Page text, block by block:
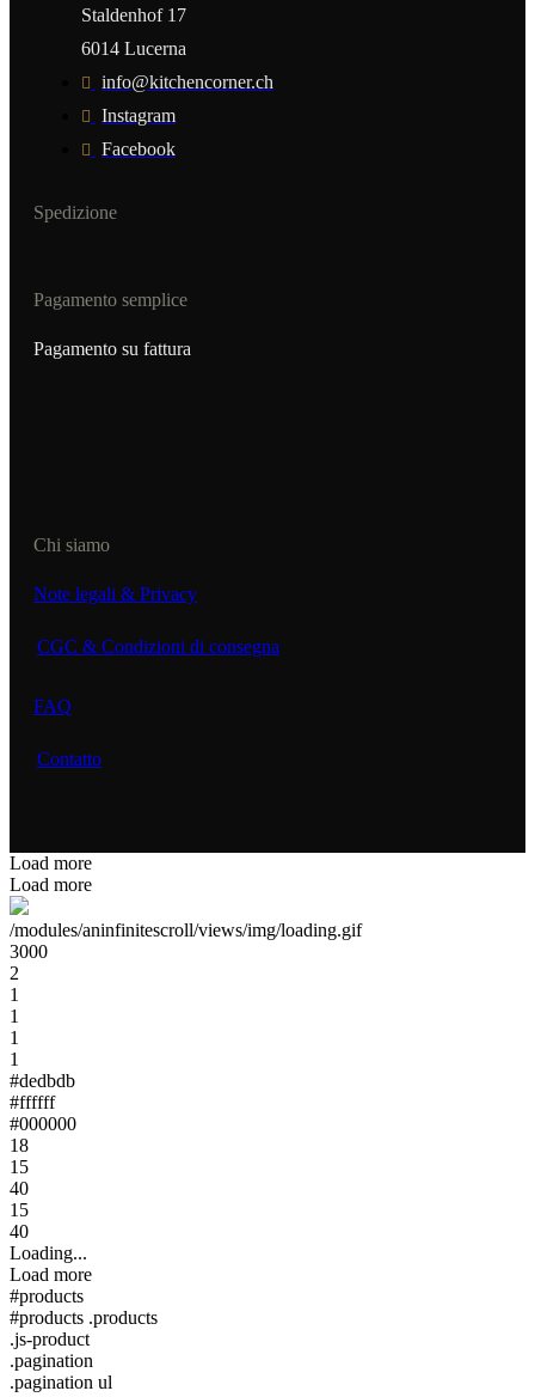
Staldenhof 17
6014 Lucerna
info@kitchencorner.ch
Instagram
Facebook
Spedizione
Pagamento semplice
Pagamento su fattura
Chi siamo
Note legali & Privacy
CGC & Condizioni di consegna
FAQ
Contatto
Load more
Load more
/modules/aninfinitescroll/views/img/loading.gif
3000
2
1
1
1
1
#dedbdb
#ffffff
#000000
18
15
40
15
40
Loading...
Load more
#products
#products .products
.js-product
.pagination
.pagination ul